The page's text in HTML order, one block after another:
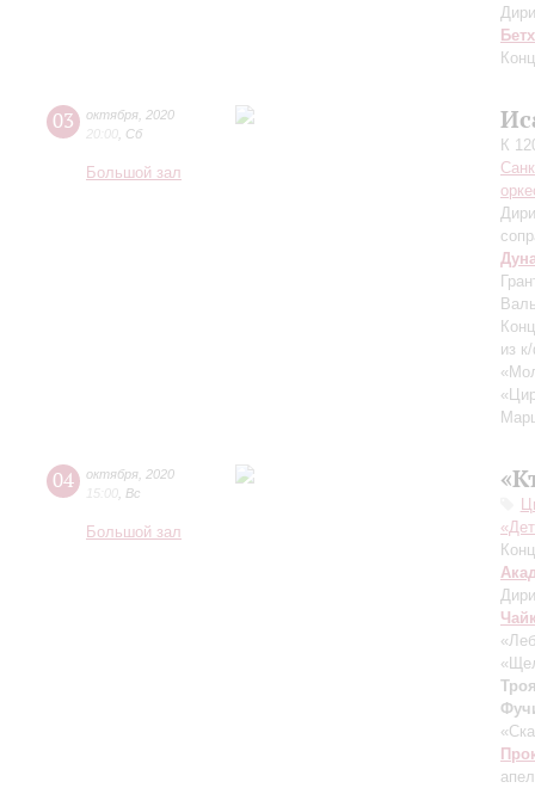
03 октября 2020
20:00 Сб
Большой зал
К
из
04 октября 2020
15:00 Вс
Большой зал